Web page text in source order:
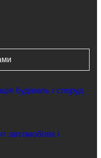
будівель і споруд
автомобілів і